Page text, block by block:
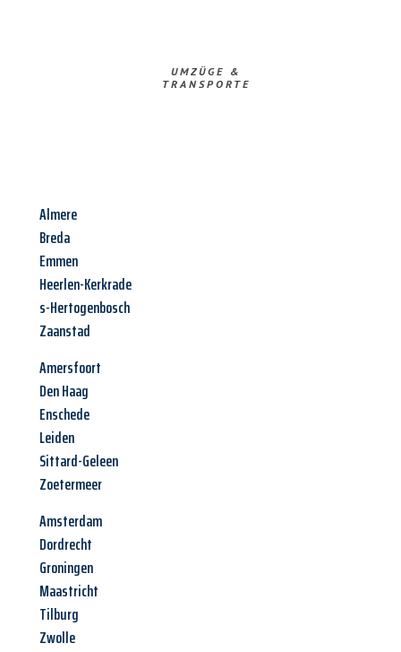
UMZÜGE &
TRANSPORTE
Almere
Breda
Emmen
Heerlen-Kerkrade
s-Hertogenbosch
Zaanstad
Amersfoort
Den Haag
Enschede
Leiden
Sittard-Geleen
Zoetermeer
Amsterdam
Dordrecht
Groningen
Maastricht
Tilburg
Zwolle